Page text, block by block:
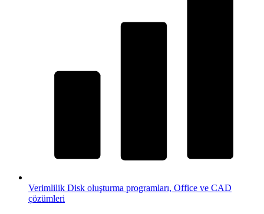
Verimlilik Disk oluşturma programları, Office ve CAD
çözümleri